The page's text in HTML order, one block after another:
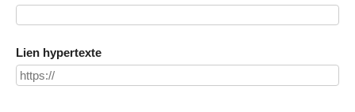
Lien hypertexte